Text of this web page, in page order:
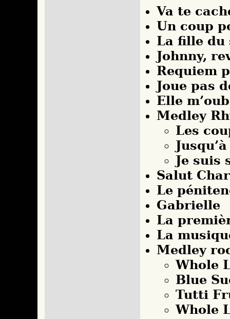
Va te
Un coup
La fille du
Johnny,
Requiem
Joue pas
Elle
Medley
Les
Je suis
Salut
Le
Gabrielle
La
La
Medley
Whole
Blue
Tutti
Whole